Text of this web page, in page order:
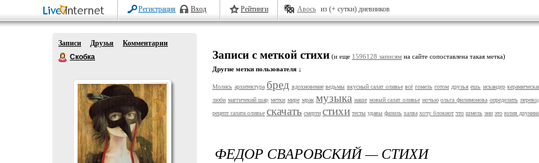
Регистрация Вход Рейтинги Авось из (+ сутки) дневников
Записи Друзья
Комментарии
Скобка
Записи с меткой стихи (и еще 1596128 записям на сайте сопоставлена такая метка)
Другие метки пользователя ↓
Молись архитектура бред вдохновение ведьмы вкусный салат оливье всё гомель готом друзья ешь искандер
люби маггичекий шар метки мире мрак музыка наше новый салат оливье ночью ольга филимонова определить
рецепт салата оливье скачать смерти стихи тесты удавы фазиль халва хочу блокнот что шмель энн это юлия друнина
ФЕДОР СВАРОВСКИЙ — СТИХИ